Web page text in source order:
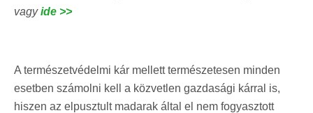
vagyide >>
A természetvédelmi kár mellett természetesen minden
esetben számolni kell a közvetlen gazdasági kárral is,
hiszen az elpusztult madarak által el nem fogyasztott